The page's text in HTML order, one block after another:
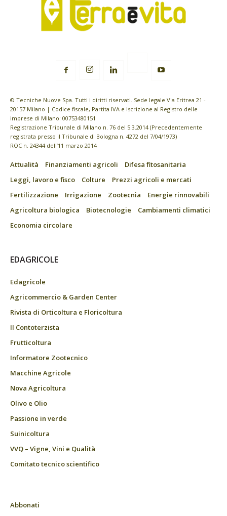
© Tecniche Nuove Spa. Tutti i diritti riservati. Sede legale Via Eritrea 21 -
20157 Milano | Codice fiscale, Partita IVA e Iscrizione al Registro delle
imprese di Milano: 00753480151
Registrazione Tribunale di Milano n. 76 del 5.3.2014 (Precedentemente
registrata presso il Tribunale di Bologna n. 4272 del 7/04/1973)
ROC n. 24344 dell’11 marzo 2014
Attualità Finanziamenti agricoli
Difesa fitosanitaria
Leggi, lavoro e fisco
Colture
Prezzi agricoli e mercati
Fertilizzazione
Irrigazione Zootecnia
Energie rinnovabili
Agricoltura biologica
Biotecnologie
Cambiamenti climatici
Economia circolare
EDAGRICOLE
Edagricole
Agricommercio & Garden Center
Rivista di Orticoltura e Floricoltura
Il Contoterzista
Frutticoltura
Informatore Zootecnico
Macchine Agricole
Nova Agricoltura
Olivo e Olio
Passione in verde
Suinicoltura
VVQ – Vigne, Vini e Qualità
Comitato tecnico scientifico
Abbonati